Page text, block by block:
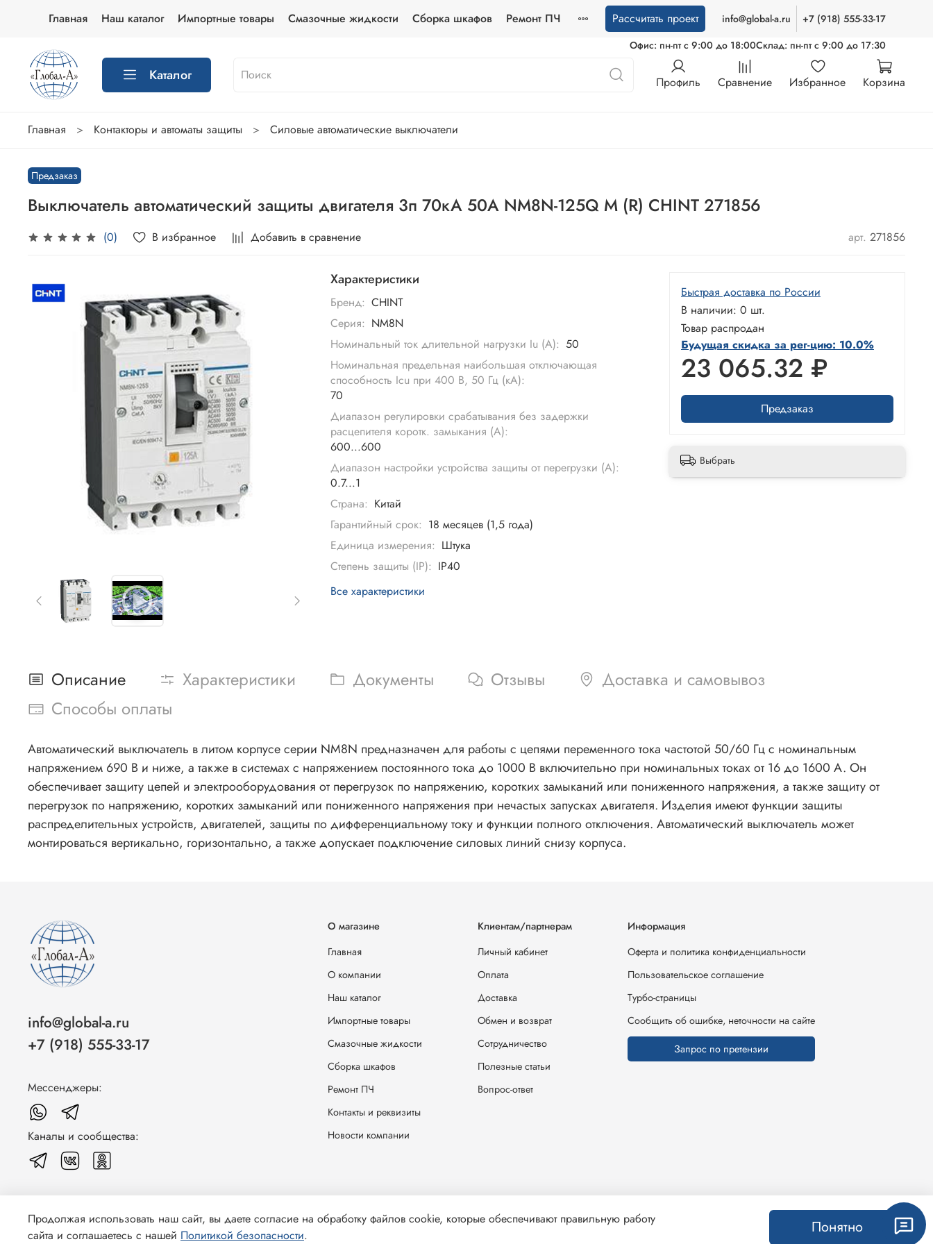
Главная Наш каталог Импортные товары Смазочные жидкости Сборка шкафов Ремонт ПЧ Рассчитать проект info@global-a.ru
+7 (918) 555-33-17
Офис: пн-пт с 9:00 до 18:00Склад: пн-пт с 9:00 до 17:30
Каталог Профиль Сравнение Избранное Корзина
Главная Контакторы и автоматы защиты Силовые автоматические выключатели
Предзаказ
Выключатель автоматический защиты двигателя 3п 70кА 50А NM8N-125Q M (R) CHINT 271856
(0) В избранное Добавить в сравнение арт. 271856
Характеристики
Бренд: CHINT
Серия: NM8N
Номинальный ток длительной нагрузки Iu (А): 50
Номинальная предельная наибольшая отключающая
способность Icu при 400 В, 50 Гц (кА):
70
Диапазон регулировки срабатывания без задержки
расцепителя коротк. замыкания (А):
600...600
Диапазон настройки устройства защиты от перегрузки (А):
0.7...1
Страна: Китай
Гарантийный срок: 18 месяцев (1,5 года)
Единица измерения: Штука
Степень защиты (IP): IP40
Все характеристики
Быстрая доставка по России
В наличии: 0 шт.
Товар распродан
Будущая скидка за рег-цию: 10.0%
23 065.32 ₽
Предзаказ
Выбрать
Описание Характеристики Документы Отзывы
Доставка и самовывоз
Способы оплаты
Автоматический выключатель в литом корпусе серии NM8N предназначен для работы с цепями переменного тока частотой 50/60 Гц с номинальным
напряжением 690 В и ниже, а также в системах с напряжением постоянного тока до 1000 В включительно при номинальных токах от 16 до 1600 A. Он
обеспечивает защиту цепей и электрооборудования от перегрузок по напряжению, коротких замыканий или пониженного напряжения, а также защиту от
перегрузок по напряжению, коротких замыканий или пониженного напряжения при нечастых запусках двигателя. Изделия имеют функции защиты
распределительных устройств, двигателей, защиты по дифференциальному току и функции полного отключения. Автоматический выключатель может
монтироваться вертикально, горизонтально, а также допускает подключение силовых линий снизу корпуса.
О магазине
Главная
О компании
Наш каталог
Импортные товары
Смазочные жидкости
Сборка шкафов
Ремонт ПЧ
Контакты и реквизиты
Новости компании
Клиентам/партнерам
Личный кабинет
Оплата
Доставка
Обмен и возврат
Сотрудничество
Полезные статьи
Вопрос-ответ
Информация
Оферта и политика конфиденциальности
Пользовательское соглашение
Турбо-страницы
Сообщить об ошибке, неточности на сайте
Запрос по претензии
info@global-a.ru
+7 (918) 555-33-17
Мессенджеры:
Каналы и сообщества:
© 2026 Любое использование контента без письменного разрешения запрещено Карта сайта|Интернет-магазин создан на inSales
Продолжая использовать наш сайт, вы даете согласие на обработку файлов cookie, которые обеспечивают правильную работу
сайта и соглашаетесь с нашей Политикой безопасности. Понятно